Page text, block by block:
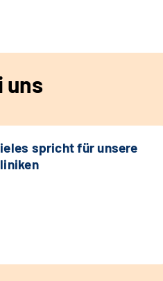
uns
spricht für unsere